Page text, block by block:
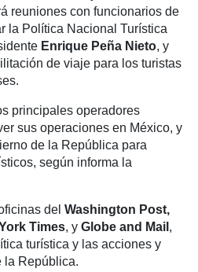
reuniones con funcionarios de
la Política Nacional Turística
Enrique Peña Nieto, y
de viaje para los turistas
principales operadores
sus operaciones en México, y
de la República para
según informa la
del Washington Post,
Times, y Globe and Mail ,
turística y las acciones y
la República.